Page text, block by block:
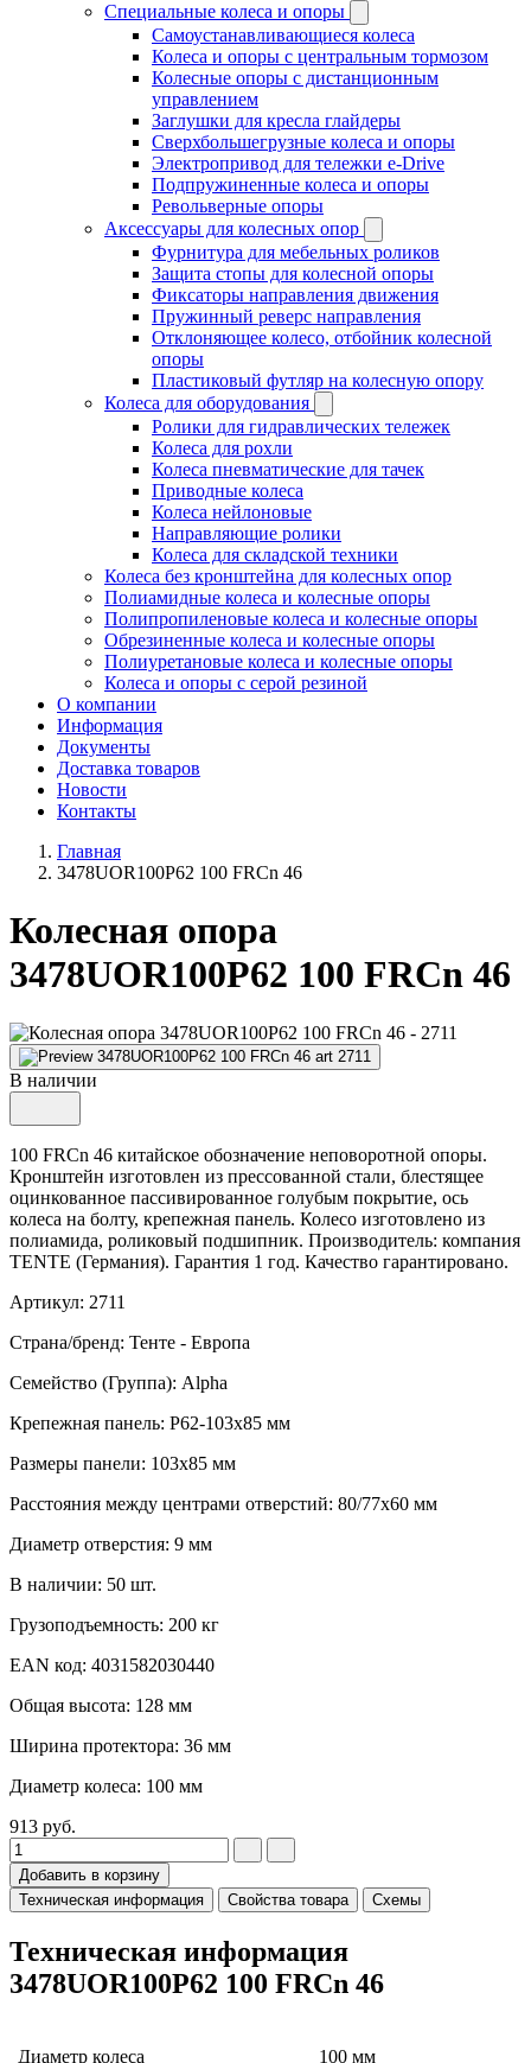
Специальные колеса и опоры
Самоустанавливающиеся колеса
Колеса и опоры с центральным тормозом
Колесные опоры с дистанционным
управлением
Заглушки для кресла глайдеры
Сверхбольшегрузные колеса и опоры
Электропривод для тележки e-Drive
Подпружиненные колеса и опоры
Револьверные опоры
Аксессуары для колесных опор
Фурнитура для мебельных роликов
Защита стопы для колесной опоры
Фиксаторы направления движения
Пружинный реверс направления
Отклоняющее колесо, отбойник колесной
опоры
Пластиковый футляр на колесную опору
Колеса для оборудования
Ролики для гидравлических тележек
Колеса для рохли
Колеса пневматические для тачек
Приводные колеса
Колеса нейлоновые
Направляющие ролики
Колеса для складской техники
Колеса без кронштейна для колесных опор
Полиамидные колеса и колесные опоры
Полипропиленовые колеса и колесные опоры
Обрезиненные колеса и колесные опоры
Полиуретановые колеса и колесные опоры
Колеса и опоры с серой резиной
О компании
Информация
Документы
Доставка товаров
Новости
Контакты
Главная
3478UOR100P62 100 FRCn 46
Колесная опора
3478UOR100P62 100 FRCn 46
В наличии
100 FRCn 46 китайское обозначение неповоротной опоры.
Кронштейн изготовлен из прессованной стали, блестящее
оцинкованное пассивированное голубым покрытие, ось
колеса на болту, крепежная панель. Колесо изготовлено из
полиамида, роликовый подшипник. Производитель: компания
TENTE (Германия). Гарантия 1 год. Качество гарантировано.
Артикул: 2711
Страна/бренд: Тенте - Европа
Семейство (Группа): Alpha
Крепежная панель: P62-103x85 мм
Размеры панели: 103x85 мм
Расстояния между центрами отверстий: 80/77x60 мм
Диаметр отверстия: 9 мм
В наличии: 50 шт.
Грузоподъемность: 200 кг
EAN код: 4031582030440
Общая высота: 128 мм
Ширина протектора: 36 мм
Диаметр колеса: 100 мм
913 руб.
Добавить в корзину
Техническая информация
Свойства товара Схемы
Техническая информация
3478UOR100P62 100 FRCn 46
Диаметр колеса 100 мм